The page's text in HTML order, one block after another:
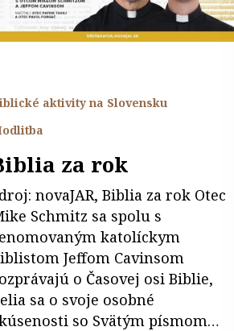
aktivity na Slovensku
za rok
novaJAR, Biblia za rok Otec
Schmitz sa spolu s
katolíckym
Jeffom Cavinsom
o Časovej osi Biblie,
sa o svoje osobné
so Svätým písmom…